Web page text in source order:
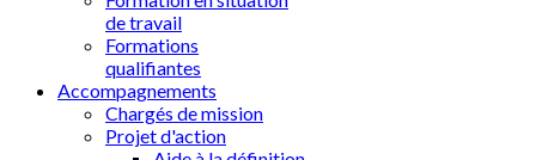
de travail
Formations
qualifiantes
Accompagnements
Chargés de mission
Projet d'action